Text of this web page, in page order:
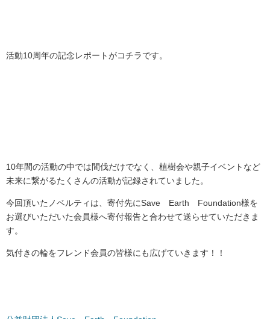
活動10周年の記念レポートがコチラです。
10年間の活動の中では間伐だけでなく、植樹会や親子イベントなど
未来に繋がるたくさんの活動が記録されていました。
今回頂いたノベルティは、寄付先にSave Earth Foundation様を
お選びいただいた会員様へ寄付報告と合わせて送らせていただきま
す。
気付きの輪をフレンド会員の皆様にも広げていきます！！